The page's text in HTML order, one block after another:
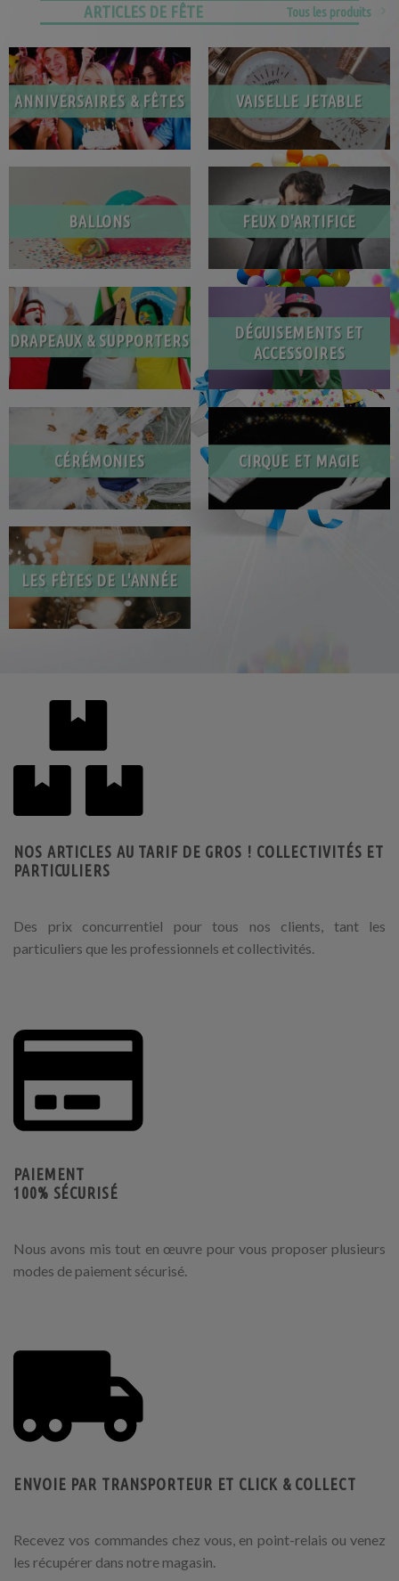
ARTICLES DE FÊTE Tous les produits
ANNIVERSAIRES & FÊTES VAISELLE JETABLE
BALLONS FEUX D'ARTIFICE
DRAPEAUX & SUPPORTERS
DÉGUISEMENTS ET
ACCESSOIRES
CÉRÉMONIES CIRQUE ET MAGIE
LES FÊTES DE L'ANNÉE
NOS ARTICLES AU TARIF DE GROS ! COLLECTIVITÉS ET
PARTICULIERS
Des prix concurrentiel pour tous nos clients, tant les
particuliers que les professionnels et collectivités.
PAIEMENT
100% SÉCURISÉ
Nous avons mis tout en œuvre pour vous proposer plusieurs
modes de paiement sécurisé.
ENVOIE PAR TRANSPORTEUR ET CLICK & COLLECT
Recevez vos commandes chez vous, en point-relais ou venez
les récupérer dans notre magasin.